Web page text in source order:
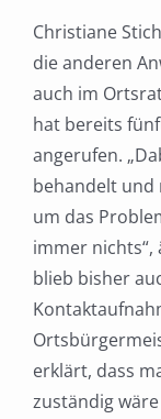
Christiane
die anderen
auch im
hat bereits
angerufen.
behandelt und
um das
immer nichts“,
blieb bisher
erklärt, dass
zuständig